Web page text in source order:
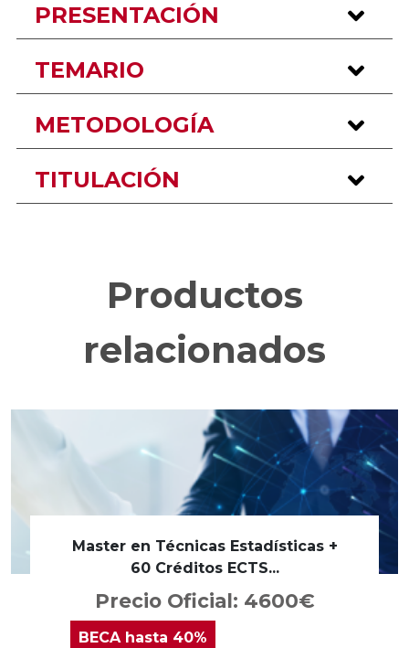
PRESENTACIÓN
TEMARIO
METODOLOGÍA
TITULACIÓN
Productos
relacionados
Master en Técnicas Estadísticas +
60 Créditos ECTS...
Precio Oficial: 4600€
BECAhasta 40%